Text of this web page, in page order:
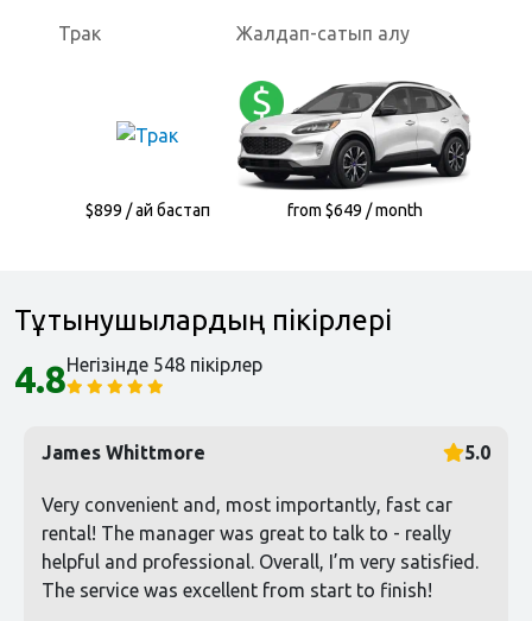
Трак
$899 / ай бастап
Жалдап-сатып алу
from $649 / month
Тұтынушылардың пікірлері
4.8Негізінде 548 пікірлер
James Whittmore 5.0
Very convenient and, most importantly, fast car
rental! The manager was great to talk to - really
helpful and professional. Overall, I’m very satisfied.
The service was excellent from start to finish!